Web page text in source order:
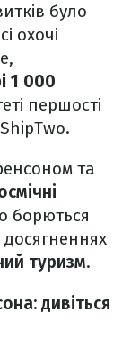
було
охочі
1 000
першості
та
борються
досягненнях
туризм.
дивіться